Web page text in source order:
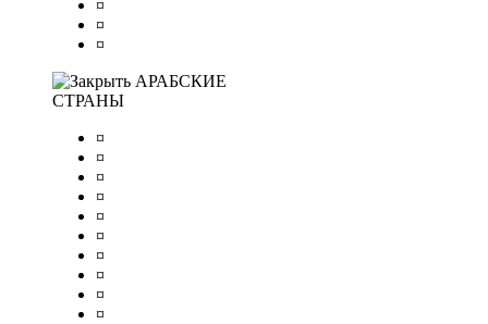
¤
¤
¤
АРАБСКИЕ
СТРАНЫ
¤
¤
¤
¤
¤
¤
¤
¤
¤
¤